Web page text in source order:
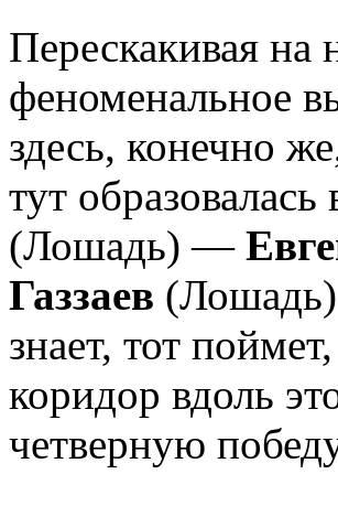
Перескакивая на
феноменальное
здесь, конечно
тут
(Лошадь) —
Газзаев
знает, тот
коридор вдоль
четверную